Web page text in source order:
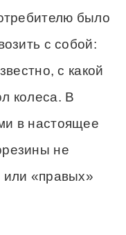
было
с собой:
с какой
колеса. В
в настоящее
не
или «правых»